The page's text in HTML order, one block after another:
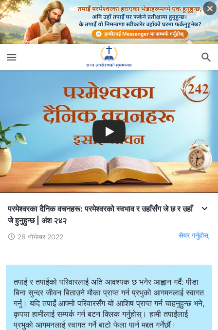
परमेश्‍वरका दैनिक वचनहरू: परमेश्‍वरको स्वभाव र उहाँसँग जे छ र उहाँ
जे हुनुहुन्छ | अंश २४२
26 नोभेम्बर 2022 सेयर गर्नुहोस्
तपाई र तपाईको परिवारलाई अति आवश्यक छ भनेर आह्वान गर्दै: पीडा
बिना सुन्दर जीवन बिताउने मौका प्राप्त गर्न प्रभुको आगमनलाई स्वागत
गर्नु। यदि तपाईं आफ्नो परिवारसँग यो आशिष प्राप्त गर्न चाहनुहुन्छ भने,
कृपया हामीलाई सम्पर्क गर्न बटन क्लिक गर्नुहोस्। हामी तपाईंलाई
प्रभुको आगमनलाई स्वागत गर्ने बाटो फेला पार्न मद्दत गर्नेछौं।